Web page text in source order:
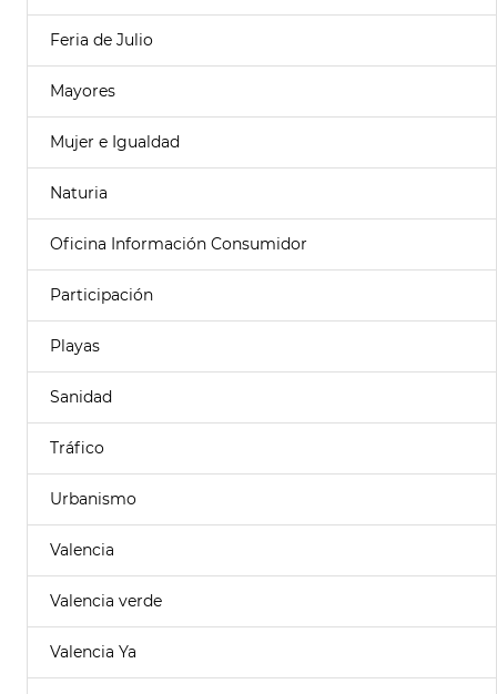
Feria de Julio
Mayores
Mujer e Igualdad
Naturia
Oficina Información Consumidor
Participación
Playas
Sanidad
Tráfico
Urbanismo
Valencia
Valencia verde
Valencia Ya